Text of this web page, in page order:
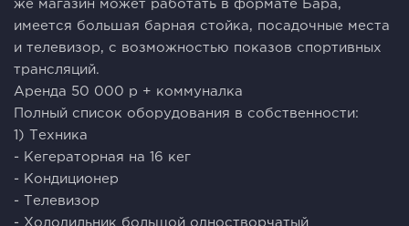
же магазин может работать в формате Бара,
имеется большая барная стойка, посадочные места
и телевизор, с возможностью показов спортивных
трансляций.
Аренда 50 000 р + коммуналка
Полный список оборудования в собственности:
1) Техника
- Кегераторная на 16 кег
- Кондиционер
- Телевизор
- Холодильник большой одностворчатый